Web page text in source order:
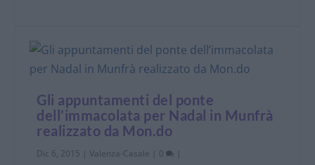
Gli appuntamenti del ponte
dell’immacolata per Nadal in Munfrà
realizzato da Mon.do
Dic 6, 2015 |Valenza-Casale 0